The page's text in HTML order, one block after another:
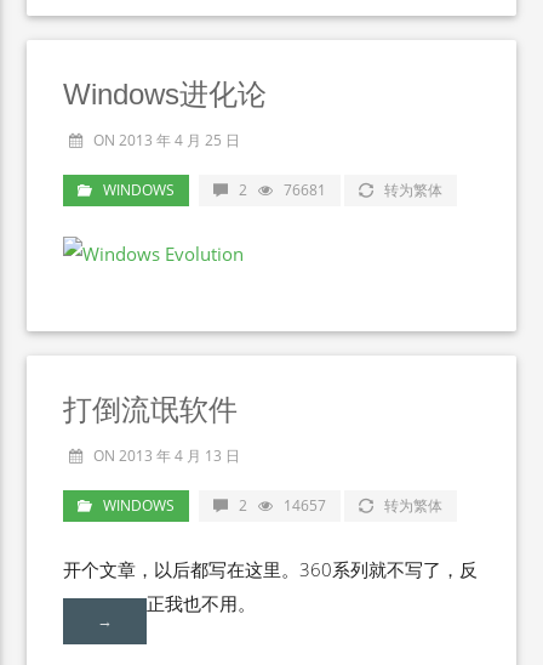
Windows进化论
ON 2013 年 4 月 25 日
WINDOWS 2 76681 转为繁体
打倒流氓软件
ON 2013 年 4 月 13 日
WINDOWS 2 14657 转为繁体
开个文章，以后都写在这里。360系列就不写了，反
正我也不用。
→